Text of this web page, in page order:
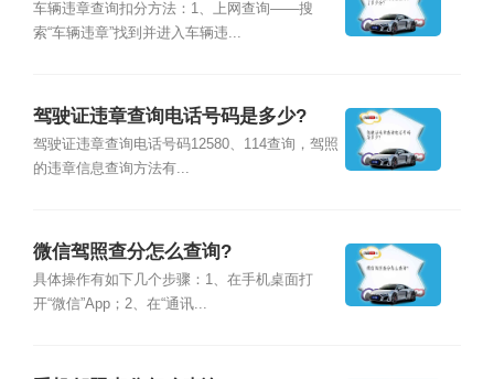
车辆违章查询扣分方法：1、上网查询——搜
索“车辆违章”找到并进入车辆违...
驾驶证违章查询电话号码是多少?
驾驶证违章查询电话号码12580、114查询，驾照
的违章信息查询方法有...
微信驾照查分怎么查询?
具体操作有如下几个步骤：1、在手机桌面打
开“微信”App；2、在“通讯...